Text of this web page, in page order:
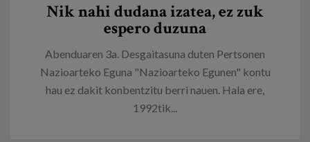
Nik nahi dudana izatea, ez zuk
espero duzuna
Abenduaren 3a. Desgaitasuna duten Pertsonen
Nazioarteko Eguna "Nazioarteko Egunen" kontu
hau ez dakit konbentzitu berri nauen. Hala ere,
1992tik...